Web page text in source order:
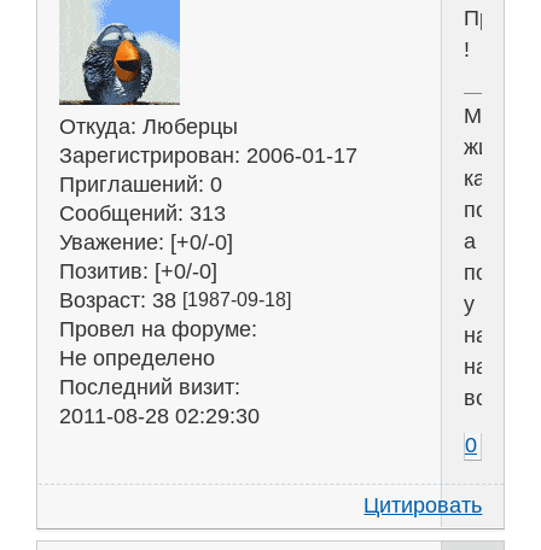
Откуда: Люберцы
Зарегистрирован: 2006-01-17
Приглашений: 0
Сообщений: 313
Уважение: [+0/-0]
Позитив: [+0/-0]
Возраст: 38 [1987-09-18]
Провел на форуме:
Не определено
Последний визит:
2011-08-28 02:29:30
Прыть
!
Мы
живём
как
а
у
нас
на
всё!
0
Цитировать